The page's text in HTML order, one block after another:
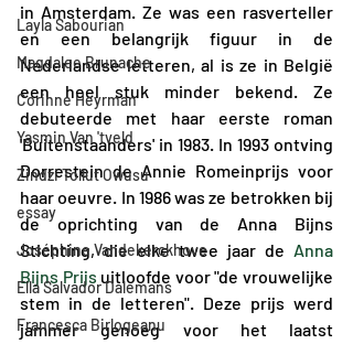
Layla Sabourian
Magdalee Brunache
Corinne Heyrman
Yasmin Van 'tveld
Zindzi Tollut Owusu
essay
Joséphine Vandekerckhove
Ella Salvador Dalemans
Francesca Birlogeanu
in Amsterdam. Ze was een rasverteller
en een belangrijk figuur in de
Nederlandse letteren, al is ze in België
een heel stuk minder bekend. Ze
debuteerde met haar eerste roman
'Buitenstaanders' in 1983. In 1993 ontving
Dorrestein de Annie Romeinprijs voor
haar oeuvre. In 1986 was ze betrokken bij
de oprichting van de Anna Bijns
Stichting, die elke twee jaar de Anna
Bijns Prijs uitloofde voor "de vrouwelijke
stem in de letteren". Deze prijs werd
jammer genoeg voor het laatst